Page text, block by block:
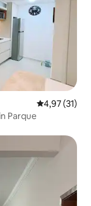
4,97 de uma
4,97 (31)
Parque